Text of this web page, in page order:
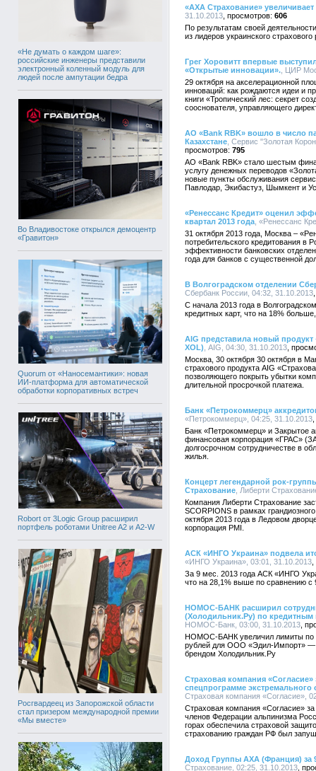
«Не думать о каждом шаге»:
российские инженеры представили
электронный коленный модуль для
людей после ампутации бедра
Во Владивостоке открылся демоцентр
«Гравитон»
Quorum от «Наносемантики»: новая
ИИ-платформа для автоматической
обработки корпоративных встреч
Robort от 3Logic Group расширил
портфель роботами Unitree A2 и A2-W
Росгвардеец из Запорожской области
стал призером международной премии
«Мы вместе»
«АХА Страхование»
31.10.2013
606
По результатам своей
из лидеров украинского
Грег Хоровитт впервые
«Открытые инновации». , ЦИР
29 октября на акселерационной
инноваций: как рождаются идеи и
книги «Тропический лес: секрет
сооснователя, управляющего
АО «Bank RBK» вошло в число
Казахстане , Сервис "Золотая
795
АО «Bank RBK» стало шестым
услугу денежных переводов
новые пункты обслуживания
Павлодар, Экибастуз, Шымкент и
«Ренессанс Кредит» оценил
квартал 2013 года , «Ренессанс
31 октября 2013 года, Москва –
потребительского кредитования в
эффективности банковских
года для банков с существенной
В Волгоградском отделении
Сбербанк России, 04:32, 31.10.2013
С начала 2013 года в
кредитных карт, что на 18%
AIG представила новый продукт
XOL) , AIG, 04:30, 31.10.2013
Москва, 30 октября 30 октября в
страхового продукта AIG
позволяющего покрыть убытки
длительной просрочкой платежа.
Банк «Петрокоммерц»
«Петрокоммерц», 04:25, 31.10.2013
Банк «Петрокоммерц» и Закрытое
финансовая корпорация «ГРАС»
долгосрочном сотрудничестве в
жилья.
Концерт легендарной рок-
Страхование , Либерти
Компания Либерти Страхование
SCORPIONS в рамках
октября 2013 года в Ледовом
корпорация PMI.
АСК «ИНГО Украина» подвела
«ИНГО Украина», 03:01, 31.10.2013
За 9 мес. 2013 года АСК «ИНГО
что на 28,1% выше по сравнению с
НОМОС-БАНК расширил
(Холодильник.Ру) по кредитным
НОМОС-Банк, 03:00, 31.10.2013
НОМОС-БАНК увеличил лимиты по
рублей для ООО «Эдил-Импорт» —
брендом Холодильник.Ру
Страховая компания
спецпрограмме
Страховая компания «Согласие»,
Страховая компания «Согласие»
членов Федерации альпинизма
горах обеспечила страховой
страхованию граждан РФ был
Доход Группы AXA (Франция) за
Страхование, 02:25, 31.10.2013